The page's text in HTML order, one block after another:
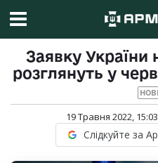
Заявку України
розглянуть у
19 Травня 2022, 15:03
Слідкуйте за